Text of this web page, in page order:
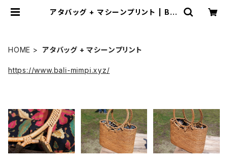
アタバッグ + マシーンプリント | Bal
HOME アタバッグ + マシーンプリント
https://www.bali-mimpi.xyz/